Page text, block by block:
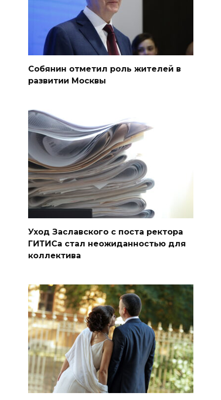
Собянин отметил роль жителей в
развитии Москвы
Уход Заславского с поста ректора
ГИТИСа стал неожиданностью для
коллектива